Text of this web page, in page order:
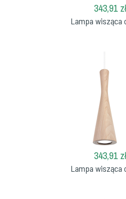
343,91 zł
Lampa wisząca
343,91 zł
Lampa wisząca